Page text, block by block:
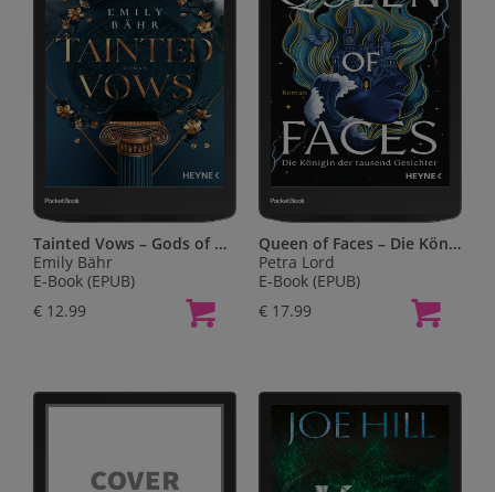
Tainted Vows – Gods of New Olympia
Emily Bähr
E-Book (EPUB)
€ 12.99
Queen of Faces – Die Königin der tausend Gesichter
Petra Lord
E-Book (EPUB)
€ 17.99